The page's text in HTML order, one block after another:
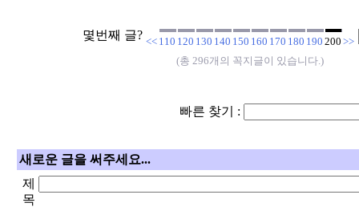
몇번째 글? << 110 120 130 140 150 160 170 180 190 200 >>
(총 296개의 꼭지글이 있습니다.)
빠른 찾기 :
새로운 글을 써주세요...
제
목